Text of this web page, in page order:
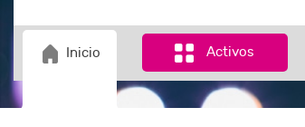
Inicio Activos